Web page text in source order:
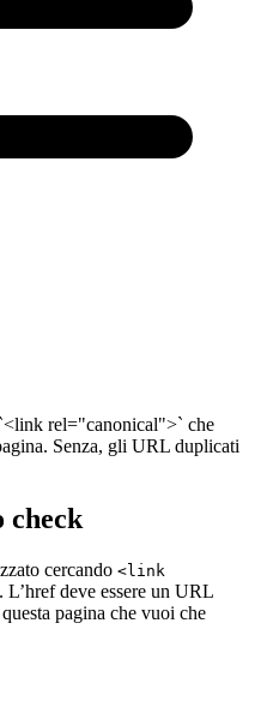
rel="canonical">` che
Senza, gli URL duplicati
check
cercando <link
. L’href deve essere un URL
pagina che vuoi che